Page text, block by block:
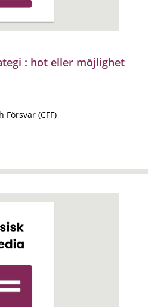
: hot eller möjlighet
(CFF)